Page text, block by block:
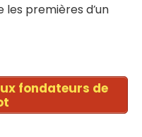
premières d’un
fondateurs de